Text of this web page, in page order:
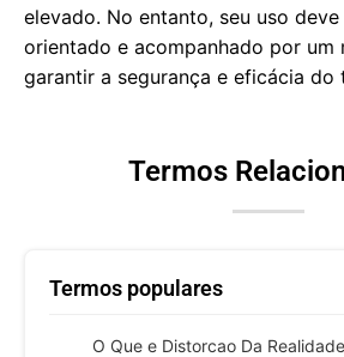
elevado. No entanto, seu uso
orientado e acompanhado por um
garantir a segurança e eficácia do
Termos
Termos populares
O Que e Distorcao Da Realidade